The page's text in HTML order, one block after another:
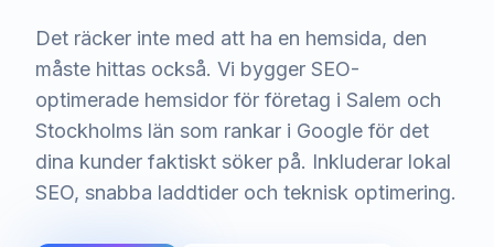
Det räcker inte med att ha en hemsida, den
måste hittas också. Vi bygger SEO-
optimerade hemsidor för företag i Salem och
Stockholms län som rankar i Google för det
dina kunder faktiskt söker på. Inkluderar lokal
SEO, snabba laddtider och teknisk optimering.